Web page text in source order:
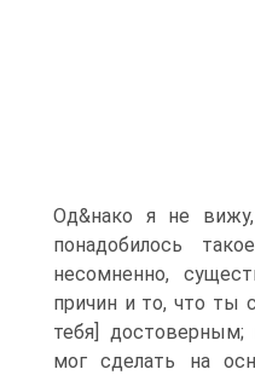
Од&нако я не
понадобилось
несомненно,
причин и то, что ты
тебя]
мог сделать на